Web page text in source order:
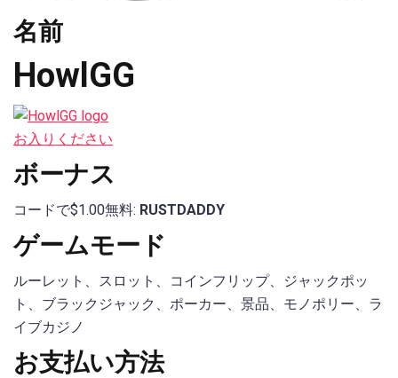
名前
HowlGG
お入りください
ボーナス
コードで$1.00無料: RUSTDADDY
ゲームモード
ルーレット、スロット、コインフリップ、ジャックポッ
ト、ブラックジャック、ポーカー、景品、モノポリー、ラ
イブカジノ
お支払い方法